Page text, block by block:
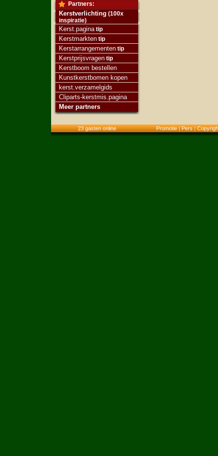
Partners:
Kerstverlichting (100x
inspiratie)
Kerst.pagina tip
Kerstmarkten tip
Kerstarrangementen tip
Kerstprijsvragen tip
Kerstboom bestellen
Kunstkerstbomen kopen
kerst.verzamelgids
Cliparts-kerstmis.pagina
Meer partners
23 gasten online Promotie|Pers|